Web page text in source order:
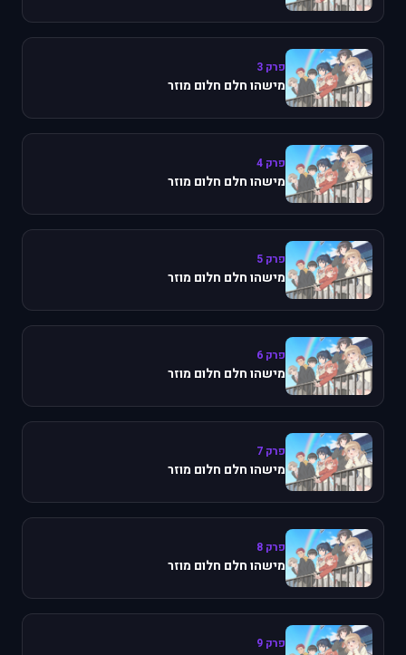
פרק 3
מישהו חלם חלום מוזר
פרק 4
מישהו חלם חלום מוזר
פרק 5
מישהו חלם חלום מוזר
פרק 6
מישהו חלם חלום מוזר
פרק 7
מישהו חלם חלום מוזר
פרק 8
מישהו חלם חלום מוזר
פרק 9